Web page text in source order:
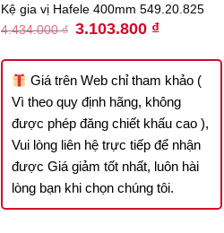
Kệ gia vị Hafele 400mm 549.20.825
4.434.000₫ Original
price
4.434.000 ₫.
3.103.800 ₫Current
3.103.800 ₫.
Giá trên Web chỉ tham khảo (
Vì theo quy định hãng, không
được phép đăng chiết khấu cao ),
Vui lòng liên hệ trực tiếp để nhận
được Giá giảm tốt nhất, luôn hài
lòng bạn khi chọn chúng tôi.